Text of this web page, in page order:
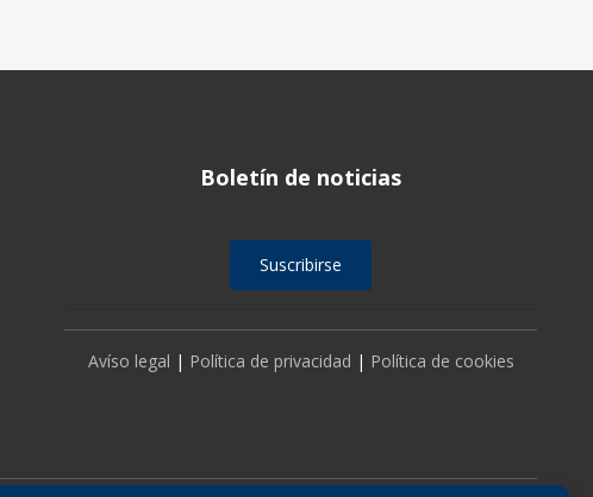
Boletín de noticias
Suscribirse
Avíso legal | Política de privacidad | Política de cookies